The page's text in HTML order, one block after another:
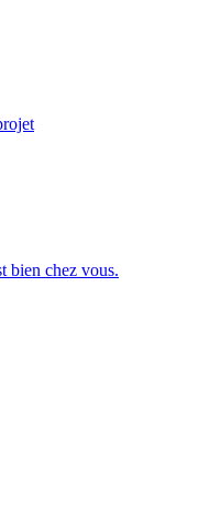
bien chez vous.